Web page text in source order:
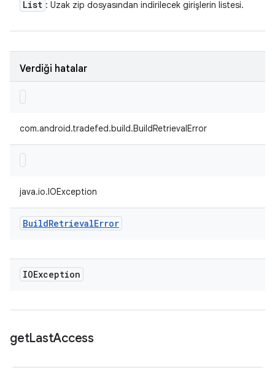
List : Uzak zip dosyasından indirilecek girişlerin listesi.
Verdiği hatalar
com.android.tradefed.build.BuildRetrievalError
java.io.IOException
BuildRetrievalError
IOException
getLastAccess